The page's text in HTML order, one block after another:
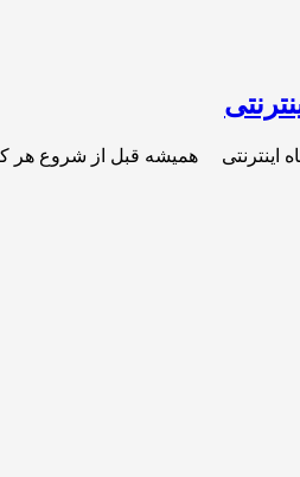
اینترنتی همیشه قبل از شروع